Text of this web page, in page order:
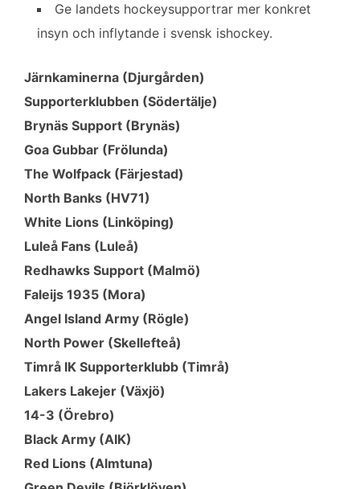
Ge landets hockeysupportrar mer konkret
insyn och inflytande i svensk ishockey.
Järnkaminerna (Djurgården)
Supporterklubben (Södertälje)
Brynäs Support (Brynäs)
Goa Gubbar (Frölunda)
The Wolfpack (Färjestad)
North Banks (HV71)
White Lions (Linköping)
Luleå Fans (Luleå)
Redhawks Support (Malmö)
Faleijs 1935 (Mora)
Angel Island Army (Rögle)
North Power (Skellefteå)
Timrå IK Supporterklubb (Timrå)
Lakers Lakejer (Växjö)
14-3 (Örebro)
Black Army (AIK)
Red Lions (Almtuna)